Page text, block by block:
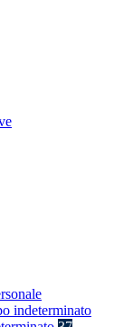
indeterminato